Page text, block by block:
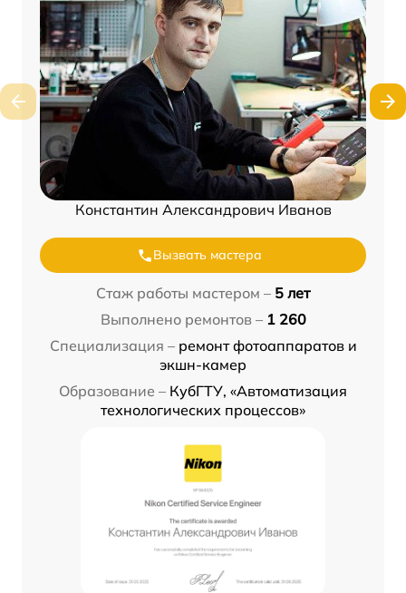
Константин Александрович Иванов
Вызвать мастера
Стаж работы мастером – 5 лет
Выполнено ремонтов – 1 260
Специализация – ремонт фотоаппаратов и
экшн-камер
Образование – КубГТУ, «Автоматизация
технологических процессов»